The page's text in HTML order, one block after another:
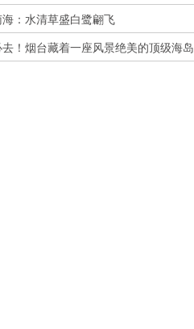
：水清草盛白鹭翩飞
！烟台藏着一座风景绝美的顶级海岛